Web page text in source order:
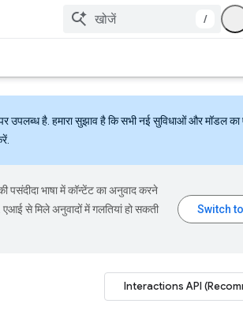
/
पर उपलब्ध है. हमारा सुझाव है कि सभी नई सुविधाओं और मॉडल
भाषा में कॉन्टेंट का अनुवाद करने
से मिले अनुवादों में गलतियां हो सकती
Interactions API